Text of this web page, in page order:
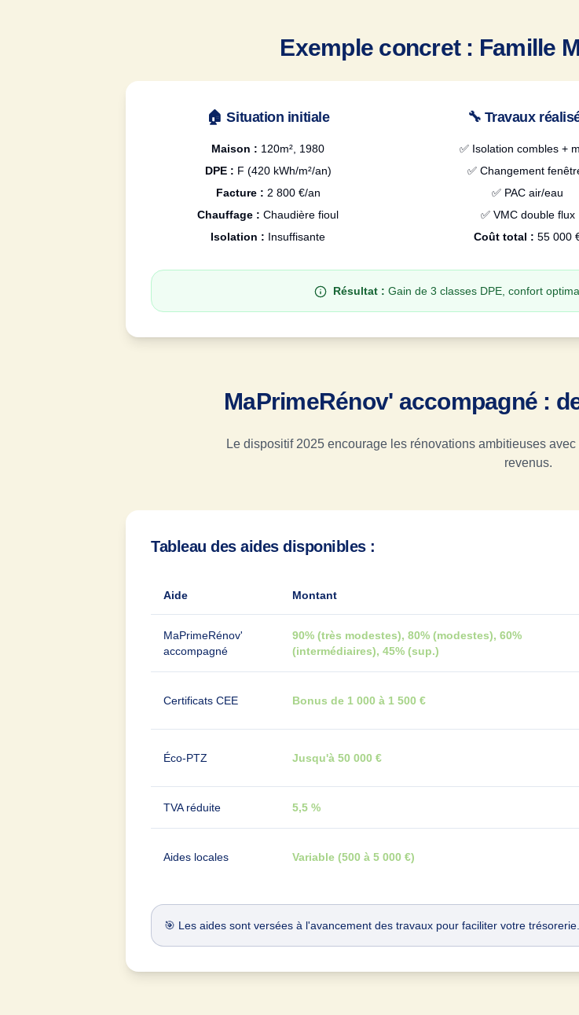
Exemple concret : Famille
🏠 Situation initiale
Maison : 120m², 1980
DPE : F (420 kWh/m²/an)
Facture : 2 800 €/an
Chauffage : Chaudière fioul
Isolation : Insuffisante
🔧 Travaux
✅ Isolation combles +
✅ Changement
✅ PAC air/eau
✅ VMC double flux
Coût total : 55 000
Résultat : Gain de 3 classes DPE, confort
MaPrimeRénov' accompagné :
Le dispositif 2025 encourage les rénovations ambitieuses
revenus.
Tableau des aides disponibles :
Aide Montant
MaPrimeRénov'
accompagné
90% (très modestes), 80% (modestes), 60%
(intermédiaires), 45% (sup.)
Certificats CEE Bonus de 1 000 à 1 500 €
Éco-PTZ Jusqu'à 50 000 €
TVA réduite 5,5 %
Aides locales Variable (500 à 5 000 €)
🎯 Les aides sont versées à l'avancement des travaux pour faciliter votre trésorerie.